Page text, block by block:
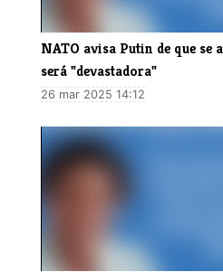
NATO avisa Putin de que se
será "devastadora"
26 mar 2025 14:12